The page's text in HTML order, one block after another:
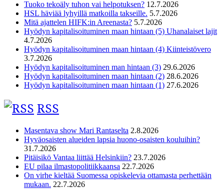
Tuoko tekoäly tuhon vai helpotuksen? 12.7.2026
HSL häviää lyhyillä matkoilla takseille. 5.7.2026
Mitä ajattelen HIFK:in Areenasta? 5.7.2026
Hyödyn kapitalisoituminen maan hintaan (5) Uhanalaiset lajit
4.7.2026
Hyödyn kapitalisoituminen maan hintaan (4) Kiinteistövero
3.7.2026
Hyödyn kapitalisoituminen man hintaan (3) 29.6.2026
Hyödyn kapitalisoituminen maan hintaan (2) 28.6.2026
Hyödyn kapitalisoituminen maan hintaan (1) 27.6.2026
RSS
Masentava show Mari Rantaselta 2.8.2026
Hyväosaisten alueiden lapsia huono-osaisten kouluihin?
31.7.2026
Pitäisikö Vantaa liittää Helsinkiin? 23.7.2026
EU pilaa ilmastopolitiikkaansa 22.7.2026
On virhe kieltää Suomessa opiskelevia ottamasta perhettään
mukaan. 22.7.2026